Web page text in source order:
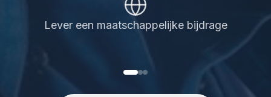
Help mee aan betere gezondheidszorg